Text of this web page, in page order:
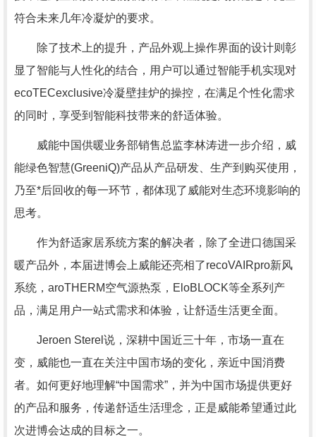
符合未来几年冷凝炉的要求。
除了技术上的提升，产品外观上操作界面的设计则彰
显了智能与人性化的结合，用户可以通过智能手机实现对
ecoTECexclusive冷凝壁挂炉的操控，在满足个性化需求
的同时，享受到智能科技带来的舒适体验。
威能中国供暖业务部销售总监李林涛进一步介绍，威
能绿色智慧(GreeniQ)产品从产品研发、生产到购买使用，
乃至*后回收的每一环节，都体现了威能对生态环境影响的
思考。
作为舒适家居系统方案的解决者，除了全进口德国采
暖产品外，本届进博会上威能还亮相了recoVAIRpro新风
系统，aroTHERM空气源热泵，EloBLOCK等全系列产
品，满足用户一站式需求和体验，让舒适生活更全面。
Jeroen Sterel说，深耕中国近三十年，市场一直在
变，威能也一直在关注中国市场的变化，亲近中国消费
者。如何更好地理解“中国需求”，并为中国市场提供更好
的产品和服务，传递舒适生活理念，正是威能希望通过此
次进博会达成的目标之一。